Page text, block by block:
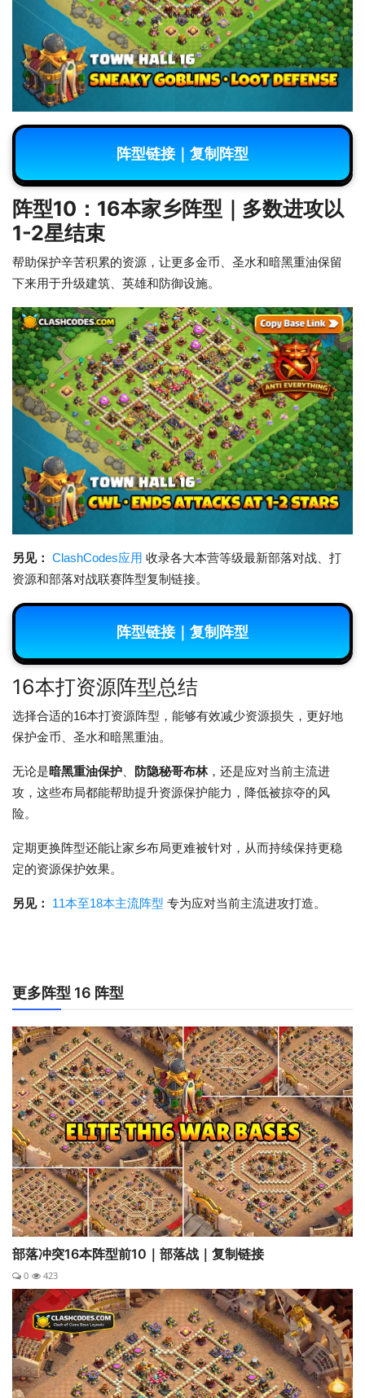
阵型链接｜复制阵型
阵型10：16本家乡阵型｜多数进攻以
1-2星结束
帮助保护辛苦积累的资源，让更多金币、圣水和暗黑重油保留
下来用于升级建筑、英雄和防御设施。
另见： ClashCodes应用 收录各大本营等级最新部落对战、打
资源和部落对战联赛阵型复制链接。
阵型链接｜复制阵型
16本打资源阵型总结
选择合适的16本打资源阵型，能够有效减少资源损失，更好地
保护金币、圣水和暗黑重油。
无论是暗黑重油保护 防隐秘哥布林，还是应对当前主流进
攻，这些布局都能帮助提升资源保护能力，降低被掠夺的风
险。
定期更换阵型还能让家乡布局更难被针对，从而持续保持更稳
定的资源保护效果。
另见： 11本至18本主流阵型 专为应对当前主流进攻打造。
更多阵型 16 阵型
部落冲突16本阵型前10｜部落战｜复制链接
0 423